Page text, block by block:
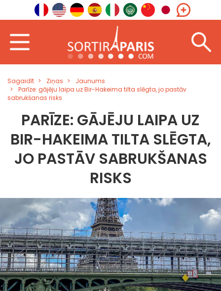
Sagaidīt Ziņas
Jaunums
Parīze: gājēju laipa uz Bir-Hakeima tilta slēgta, jo pastāv
sabrukšanas risks
PARĪZE: GĀJĒJU LAIPA UZ
BIR-HAKEIMA TILTA SLĒGTA,
JO PASTĀV SABRUKŠANAS
RISKS